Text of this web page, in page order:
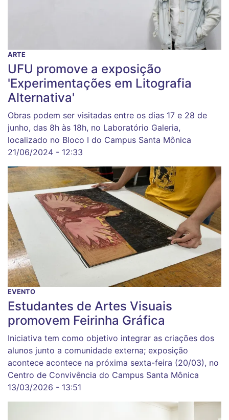
ARTE
UFU promove a exposição
'Experimentações em Litografia
Alternativa'
Obras podem ser visitadas entre os dias 17 e 28 de
junho, das 8h às 18h, no Laboratório Galeria,
localizado no Bloco I do Campus Santa Mônica
21/06/2024 - 12:33
EVENTO
Estudantes de Artes Visuais
promovem Feirinha Gráfica
Iniciativa tem como objetivo integrar as criações dos
alunos junto a comunidade externa; exposição
acontece acontece na próxima sexta-feira (20/03), no
Centro de Convivência do Campus Santa Mônica
13/03/2026 - 13:51